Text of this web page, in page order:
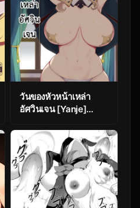
วันของหัวหน้าเหล่า
อัศวินเจน [Yanje]
no Hi | Jean Grand
Master of the Knights
Day (Genshin
Impact)